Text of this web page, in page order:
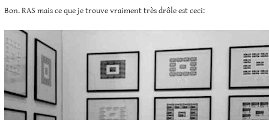
Bon. RAS mais ce que je trouve vraiment très drôle est ceci: